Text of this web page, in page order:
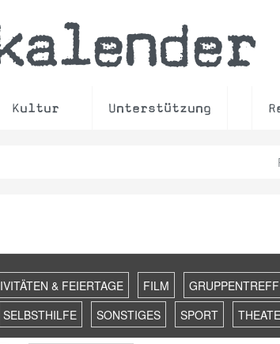
Kultur Unterstützung
& FEIERTAGE FILM GRUPPENTREFF
SELBSTHILFE SONSTIGES SPORT